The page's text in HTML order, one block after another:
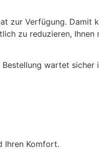
zur Verfügung. Damit
zu reduzieren,
wartet
Ihren Komfort.